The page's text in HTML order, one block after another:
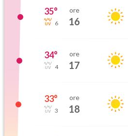
35°
6
ore
16
34°
4
ore
17
33°
3
ore
18